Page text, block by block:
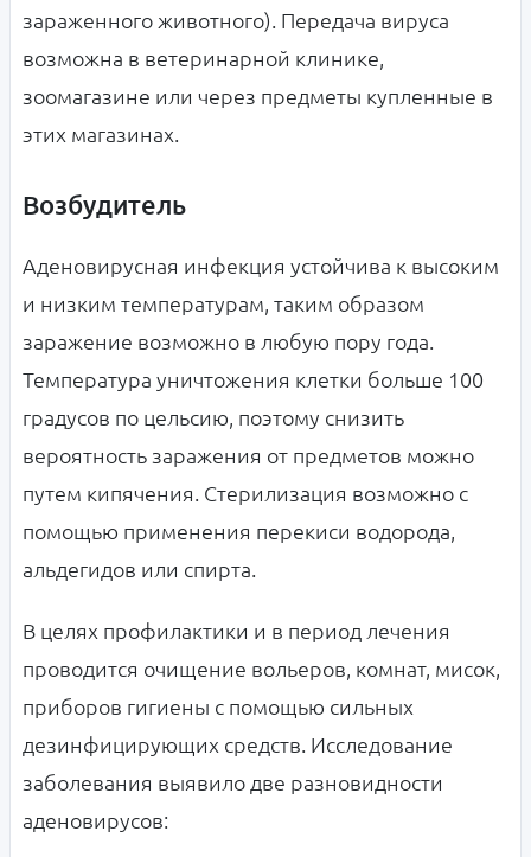
зараженного животного). Передача вируса
возможна в ветеринарной клинике,
зоомагазине или через предметы купленные в
этих магазинах.
Возбудитель
Аденовирусная инфекция устойчива к высоким
и низким температурам, таким образом
заражение возможно в любую пору года.
Температура уничтожения клетки больше 100
градусов по цельсию, поэтому снизить
вероятность заражения от предметов можно
путем кипячения. Стерилизация возможно с
помощью применения перекиси водорода,
альдегидов или спирта.
В целях профилактики и в период лечения
проводится очищение вольеров, комнат, мисок,
приборов гигиены с помощью сильных
дезинфицирующих средств. Исследование
заболевания выявило две разновидности
аденовирусов: